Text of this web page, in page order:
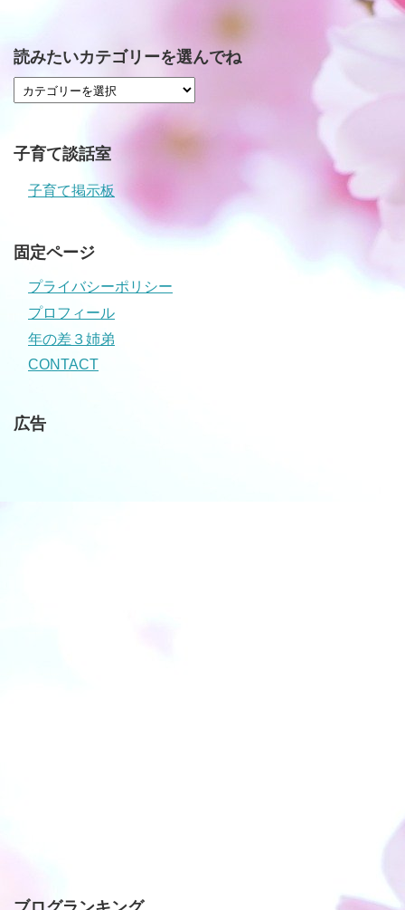
読みたいカテゴリーを選んでね
子育て談話室
子育て掲示板
固定ページ
プライバシーポリシー
プロフィール
年の差３姉弟
CONTACT
広告